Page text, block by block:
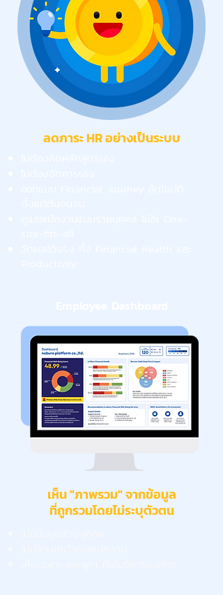
ลดภาระ HR อย่างเป็นระบบ
เห็น "ภาพรวม" จากข้อมูล
ที่ถูกรวมโดยไม่ระบุตัวตน